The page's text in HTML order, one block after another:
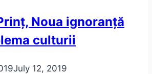
Noua ignoranță
culturii
July 12, 2019